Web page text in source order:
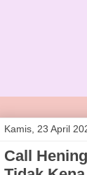
Kamis, 23 April
Call